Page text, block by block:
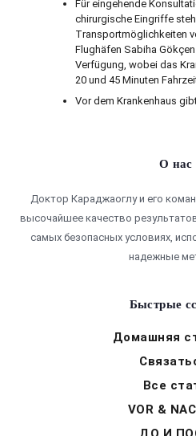
Für eingehende
chirurgische Eingriffe
Transportmöglichkeiten
Flughäfen Sabiha
Verfügung, wobei das
20 und 45 Minuten
Vor dem Krankenhaus
О нас
Доктор Караджаоглу и его
высочайшее качество
самых безопасных условиях,
надежные
Быстрые
Домашняя
Все
VOR &